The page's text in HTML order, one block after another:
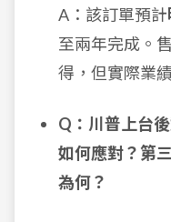
A：該訂單預計
至兩年完成。
得，但實際業
Q：川普上台
如何應對？第
為何？